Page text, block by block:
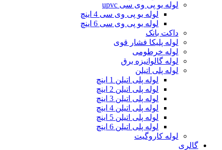
لوله یو پی وی سی upvc
لوله یو پی وی سی 4 اینچ
لوله یو پی وی سی 6 اینچ
داکت بانک
لوله پلیکا فشار قوی
لوله خرطومی
لوله گالوانیزه برق
لوله پلی اتیلن
لوله پلی اتیلن 1 اینچ
لوله پلی اتیلن 2 اینچ
لوله پلی اتیلن 3 اینچ
لوله پلی اتیلن 4 اینچ
لوله پلی اتیلن 5 اینچ
لوله پلی اتیلن 6 اینچ
لوله کاروگیت
گالری